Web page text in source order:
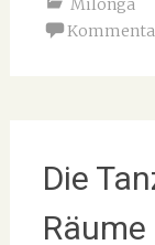
Milonga
Die
Räume